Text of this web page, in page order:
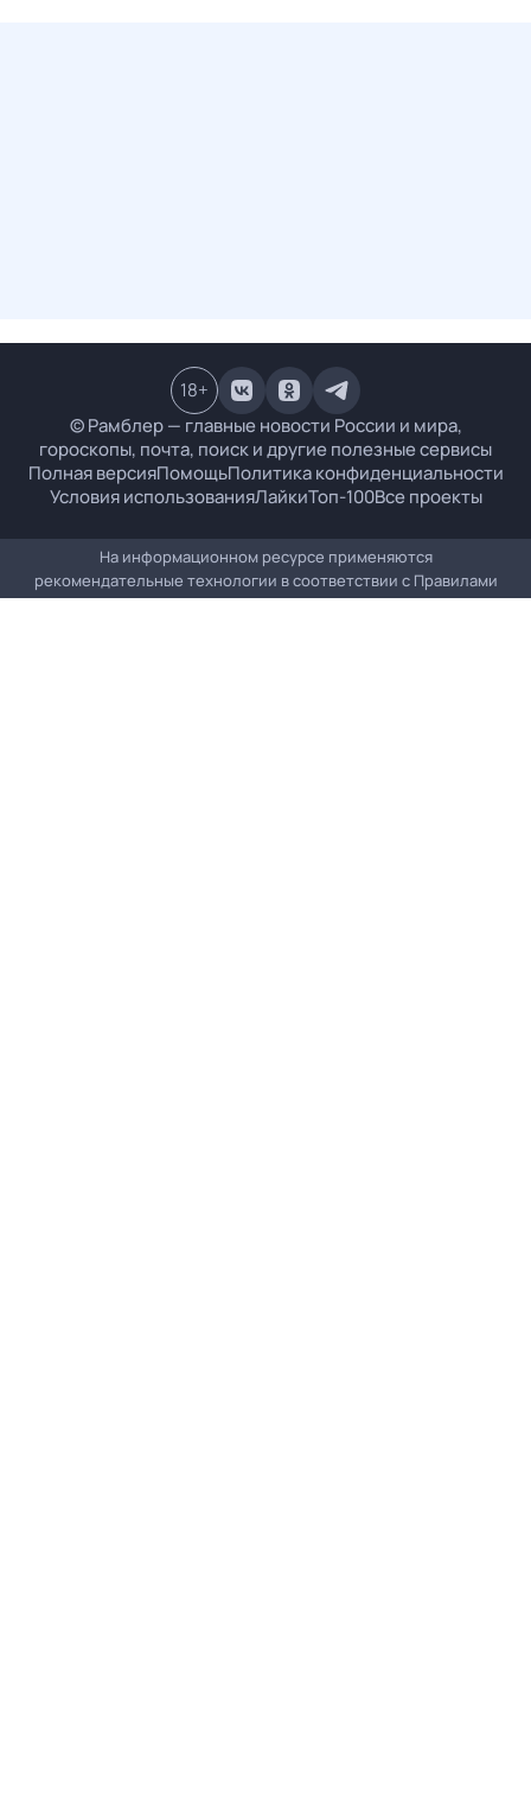
© Рамблер — главные новости России и мира,
гороскопы, почта, поиск и другие полезные сервисы
Полная версияПомощьПолитика конфиденциальности
Условия использованияЛайкиТоп-100Все проекты
18+
На информационном ресурсе применяются
рекомендательные технологии в соответствии с Правилами